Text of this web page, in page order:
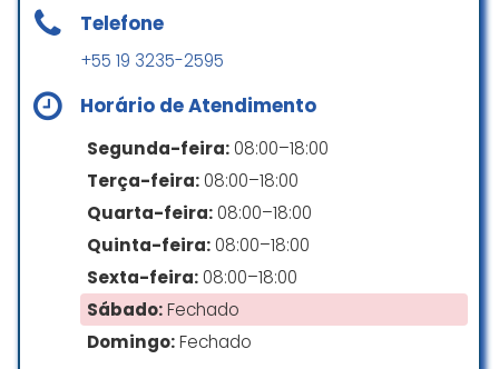
direcionamento e bem
Um excelente profissional! Um
ótimo atendimento e muito
atencioso ,super recomendo!!
Telefone
+55 19 3235-2595
Horário de Atendimento
Segunda-feira: 08:00–18:00
Terça-feira: 08:00–18:00
Quarta-feira: 08:00–18:00
Quinta-feira: 08:00–18:00
Sexta-feira: 08:00–18:00
Sábado:Fechado
Domingo:Fechado